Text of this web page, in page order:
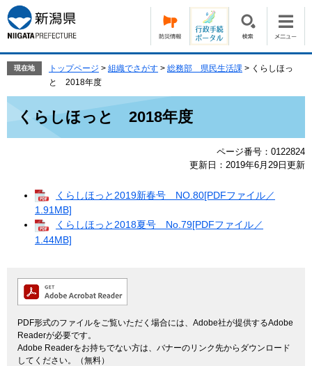
ー
ジ
の
で
ニ
ュ
ー
ば
本
現在地 トップページ > 組織でさがす > 総務部 県民生活課 > くらしほっ
と 2018年度
くらしほっと 2018年度
ページ番号：0122824
更新日：2019年6月29日更新
くらしほっと2019新春号 NO.80[PDFファイル／
1.91MB]
くらしほっと2018夏号 No.79[PDFファイル／
1.44MB]
PDF形式のファイルをご覧いただく場合には、Adobe社が提供するAdobe
Readerが必要です。
Adobe Readerをお持ちでない方は、バナーのリンク先からダウンロード
してください。（無料）